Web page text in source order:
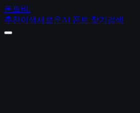
폰트비 .
추천 이색새로운AI 폰트 찾기 검색